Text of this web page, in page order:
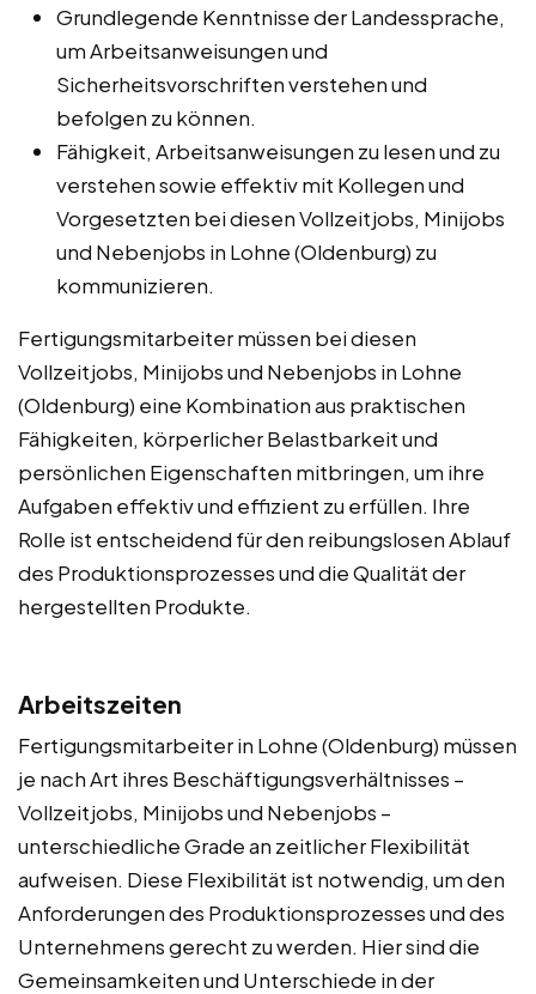
Grundlegende Kenntnisse der Landessprache,
um Arbeitsanweisungen und
Sicherheitsvorschriften verstehen und
befolgen zu können.
Fähigkeit, Arbeitsanweisungen zu lesen und zu
verstehen sowie effektiv mit Kollegen und
Vorgesetzten bei diesen Vollzeitjobs, Minijobs
und Nebenjobs in Lohne (Oldenburg) zu
kommunizieren.
Fertigungsmitarbeiter müssen bei diesen
Vollzeitjobs, Minijobs und Nebenjobs in Lohne
(Oldenburg) eine Kombination aus praktischen
Fähigkeiten, körperlicher Belastbarkeit und
persönlichen Eigenschaften mitbringen, um ihre
Aufgaben effektiv und effizient zu erfüllen. Ihre
Rolle ist entscheidend für den reibungslosen Ablauf
des Produktionsprozesses und die Qualität der
hergestellten Produkte.
Arbeitszeiten
Fertigungsmitarbeiter in Lohne (Oldenburg) müssen
je nach Art ihres Beschäftigungsverhältnisses –
Vollzeitjobs, Minijobs und Nebenjobs –
unterschiedliche Grade an zeitlicher Flexibilität
aufweisen. Diese Flexibilität ist notwendig, um den
Anforderungen des Produktionsprozesses und des
Unternehmens gerecht zu werden. Hier sind die
Gemeinsamkeiten und Unterschiede in der